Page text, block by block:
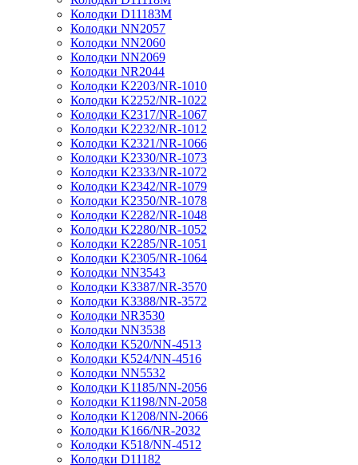
Колодки D11183M
Колодки NN2057
Колодки NN2060
Колодки NN2069
Колодки NR2044
Колодки K2203/NR-1010
Колодки K2252/NR-1022
Колодки K2317/NR-1067
Колодки K2232/NR-1012
Колодки K2321/NR-1066
Колодки K2330/NR-1073
Колодки K2333/NR-1072
Колодки K2342/NR-1079
Колодки K2350/NR-1078
Колодки K2282/NR-1048
Колодки K2280/NR-1052
Колодки K2285/NR-1051
Колодки K2305/NR-1064
Колодки NN3543
Колодки K3387/NR-3570
Колодки K3388/NR-3572
Колодки NR3530
Колодки NN3538
Колодки K520/NN-4513
Колодки K524/NN-4516
Колодки NN5532
Колодки K1185/NN-2056
Колодки K1198/NN-2058
Колодки K1208/NN-2066
Колодки K166/NR-2032
Колодки K518/NN-4512
Колодки D11182